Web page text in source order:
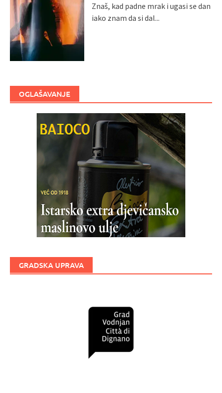
Znaš, kad padne mrak i ugasi se dan
iako znam da si dal...
OGLAŠAVANJE
GRADSKA UPRAVA